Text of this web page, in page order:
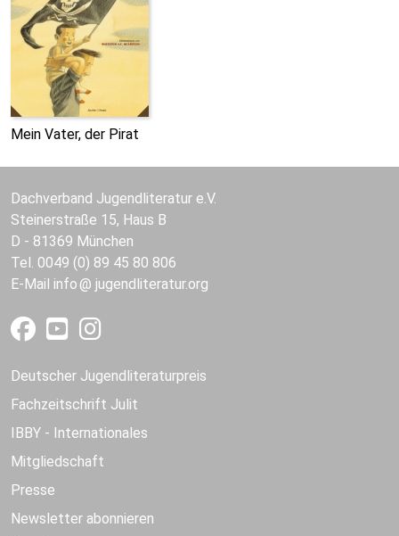
Mein Vater, der Pirat
Dachverband Jugendliteratur e.V.
Steinerstraße 15, Haus B
D - 81369 München
Tel. 0049 (0) 89 45 80 806
E-Mail info jugendliteratur.org
Deutscher Jugendliteraturpreis
Fachzeitschrift Julit
IBBY - Internationales
Mitgliedschaft
Presse
Newsletter abonnieren